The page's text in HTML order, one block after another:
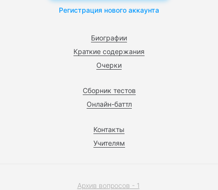
Биографии
Краткие содержания
Очерки
Сборник тестов
Онлайн-баттл
Контакты
Учителям
Регистрация нового аккаунта
Архив вопросов - 1